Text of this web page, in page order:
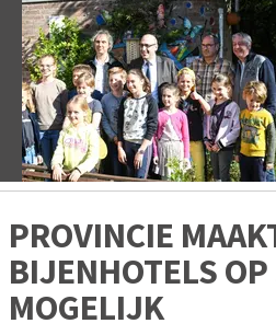
Vorige
PROVINCIE
BIJENHOTELS
MOGELIJK